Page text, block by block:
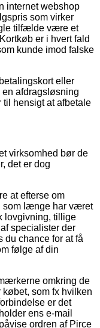
internet webshop
som virker
tilfælde være et
er i hvert fald
kunde imod falske
eller
afdragsløsning
hensigt at afbetale
virksomhed bør de
det er dog
at efterse om
som længe har været
lovgivning, tillige
specialister der
du chance for at få
følge af din
omkring de
som fx hvilken
er det
ens e-mail
ordren af Pirce